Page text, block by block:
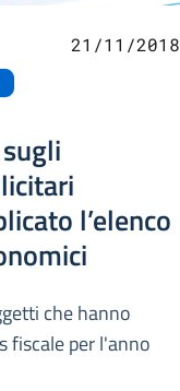
21/11/2018
l’elenco
che hanno
fiscale per l'anno